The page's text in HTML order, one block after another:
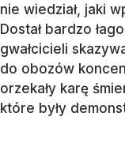
nie wiedział, jaki
Dostał bardzo
gwałcicieli
do obozów
orzekały karę
które były